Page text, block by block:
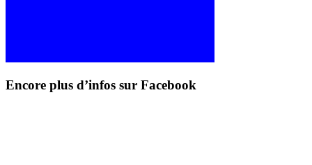
Encore plus d’infos sur Facebook